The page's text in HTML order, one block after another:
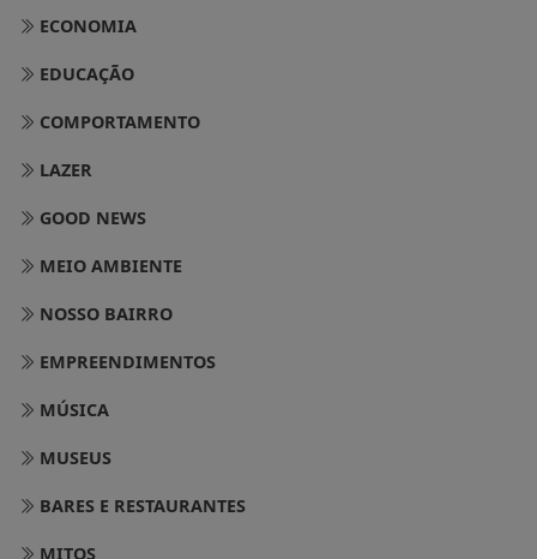
ECONOMIA
EDUCAÇÃO
COMPORTAMENTO
LAZER
GOOD NEWS
MEIO AMBIENTE
NOSSO BAIRRO
EMPREENDIMENTOS
MÚSICA
MUSEUS
BARES E RESTAURANTES
MITOS